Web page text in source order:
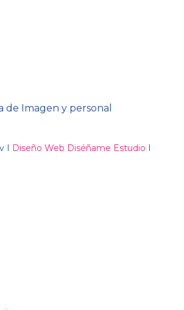
de Imagen y personal
I Diseño Web Diséñame Estudio I